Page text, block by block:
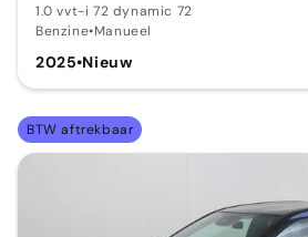
1.0 vvt-i 72 dynamic 72
Benzine•Manueel
2025•Nieuw
BTW aftrekbaar